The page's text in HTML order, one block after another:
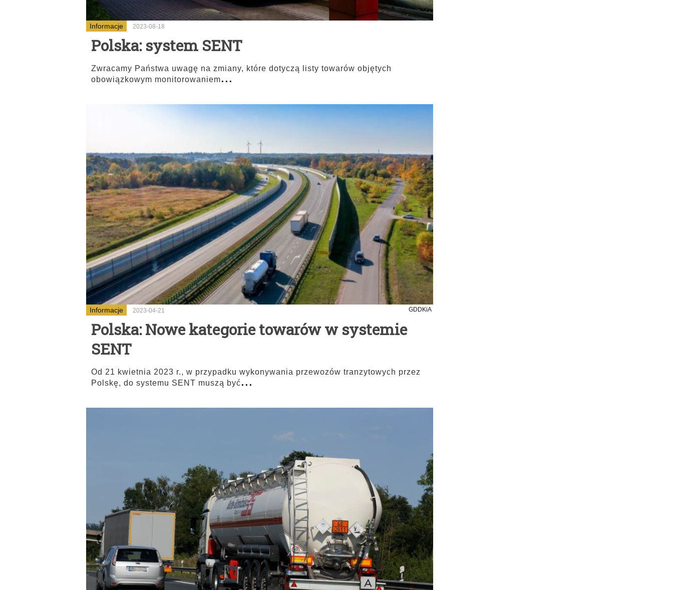
Informacje 2023-08-18
Polska: system SENT
Zwracamy Państwa uwagę na zmiany, które dotyczą listy towarów objętych
obowiązkowym monitorowaniem...
Informacje 2023-04-21 GDDKiA
Polska: Nowe kategorie towarów w systemie
SENT
Od 21 kwietnia 2023 r., w przypadku wykonywania przewozów tranzytowych przez
Polskę, do systemu SENT muszą być...